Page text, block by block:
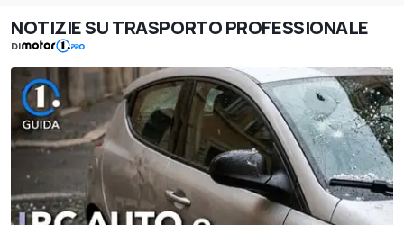
NOTIZIE SU TRASPORTO PROFESSIONALE
DI